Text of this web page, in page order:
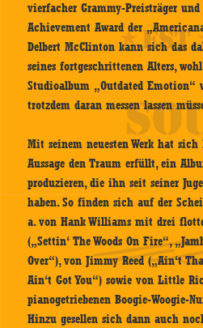
vierfacher Grammy-Preisträger
Achievement Award der
Delbert McClinton kann sich das
seines fortgeschrittenen Alters,
Studioalbum „Outdated Emotion“
trotzdem daran messen lassen
Mit seinem neuesten Werk hat
Aussage den Traum erfüllt, ein
produzieren, die ihn seit seiner
haben. So finden sich auf der
a. von Hank Williams mit drei
(„Settin‘ The Woods On Fire“,
Over“), von Jimmy Reed („Ain‘t
Ain‘t Got You“) sowie von Little
pianogetriebenen Boogie-Woogie-
Hinzu gesellen sich dann auch